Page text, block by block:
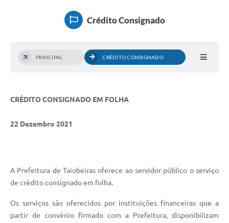
Notícias
Conselho Tutelar.
Crédito Consignado
PRINCIPAL CRÉDITO CONSIGNADO
CRÉDITO CONSIGNADO EM FOLHA
22 Dezembro 2021
A Prefeitura de Taiobeiras oferece ao servidor público o serviço
de crédito consignado em folha.
Os serviços são oferecidos por instituições financeiras que a
partir de convênio firmado com a Prefeitura, disponibilizam